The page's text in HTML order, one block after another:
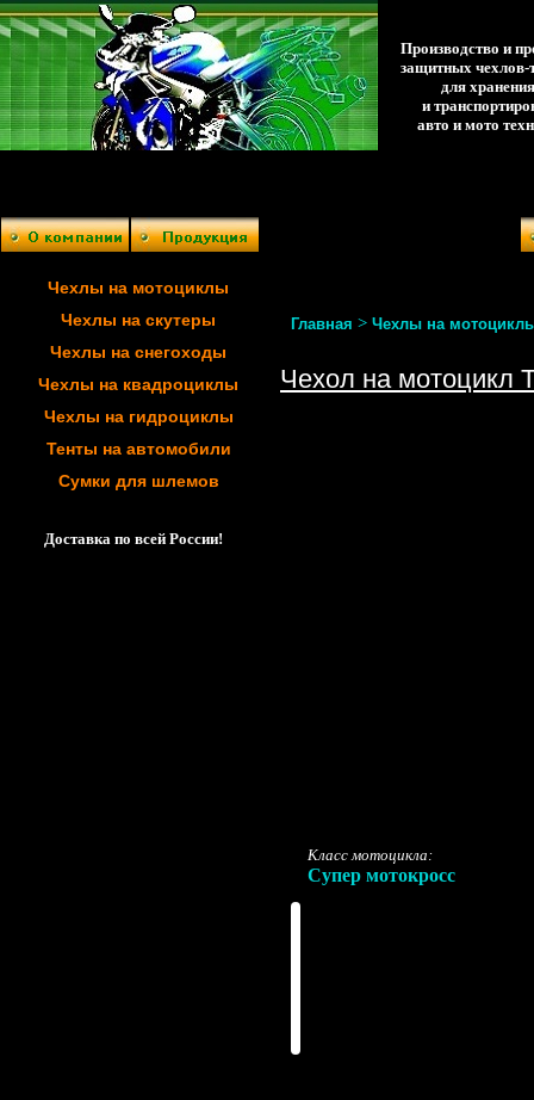
Производство и
защитных чехлов-
для хранения
и
авто и мото
Чехлы на мотоциклы
Чехлы на скутеры
Чехлы на снегоходы
Чехлы на квадроциклы
Чехлы на гидроциклы
Тенты на автомобили
Сумки для шлемов
Доставка по всей России!
Главная > Чехлы на
Чехол на мотоцикл
Класс мотоцикла:
Супер мотокросс